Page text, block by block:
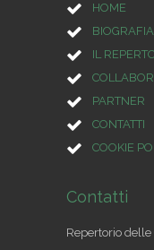
HOME
BIOGRAFIA
IL
PARTNER
CONTATTI
COOKIE
Contatti
Repertorio delle